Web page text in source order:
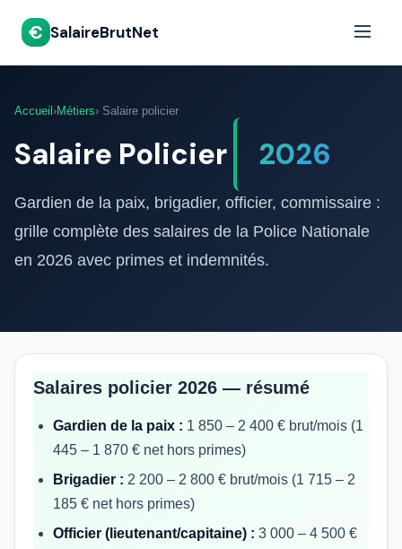
€ SalaireBrutNet
Accueil ›Métiers› Salaire policier
Salaire Policier 2026
Gardien de la paix, brigadier, officier, commissaire :
grille complète des salaires de la Police Nationale
en 2026 avec primes et indemnités.
Salaires policier 2026 — résumé
Gardien de la paix : 1 850 – 2 400 € brut/mois (1
445 – 1 870 € net hors primes)
Brigadier : 2 200 – 2 800 € brut/mois (1 715 – 2
185 € net hors primes)
Officier (lieutenant/capitaine) : 3 000 – 4 500 €